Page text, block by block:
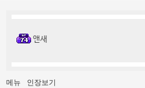
앤새
메뉴 인장보기